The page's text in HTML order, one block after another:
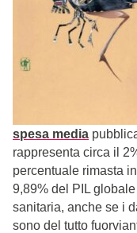
spesa media
rappresenta circa il
percentuale rimasta
9,89% del PIL
sanitaria, anche se i
sono del tutto